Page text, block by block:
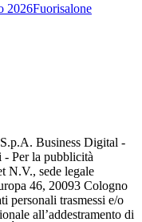
2026Fuorisalone
Business Digital -
Per la pubblicità
N.V., sede legale
46, 20093 Cologno
personali trasmessi e/o
all’addestramento di